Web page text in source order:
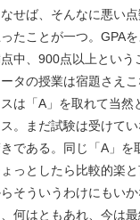
なせば、そんなに悪い
たことが一つ。GPA
中、900点以上という
ータの授業は宿題さえ
は「A」を取れて当然
。まだ試験は受けて
である。同じ「A」を
っとしたら比較的楽
そういうわけにもい
、何はともあれ、今は